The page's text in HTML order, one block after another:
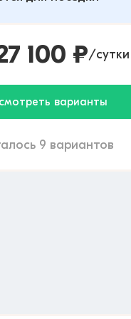
100 ₽/сутки
варианты
9 вариантов